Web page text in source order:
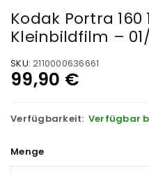
Kodak Portra 160
Kleinbildfilm –
SKU: 2110000636661
99,90 €
Verfügbarkeit: Verfügbar
Menge